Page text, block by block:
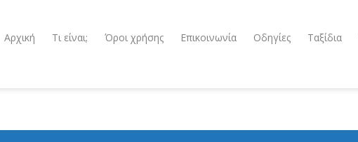
Αρχική Τι είναι; Όροι χρήσης Επικοινωνία Οδηγίες Ταξίδια